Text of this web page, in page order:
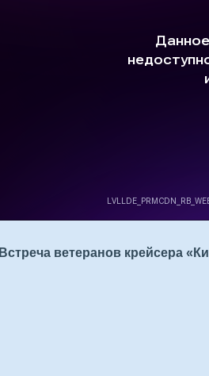
Встреча ветеранов крейсера